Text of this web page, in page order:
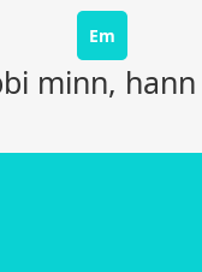
Em
minn,